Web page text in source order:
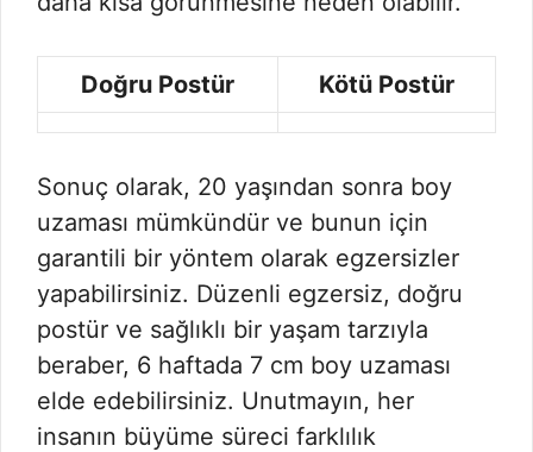
Doğru Postür Kötü Postür
Sonuç olarak, 20 yaşından sonra boy
uzaması mümkündür ve bunun için
garantili bir yöntem olarak egzersizler
yapabilirsiniz. Düzenli egzersiz, doğru
postür ve sağlıklı bir yaşam tarzıyla
beraber, 6 haftada 7 cm boy uzaması
elde edebilirsiniz. Unutmayın, her
insanın büyüme süreci farklılık